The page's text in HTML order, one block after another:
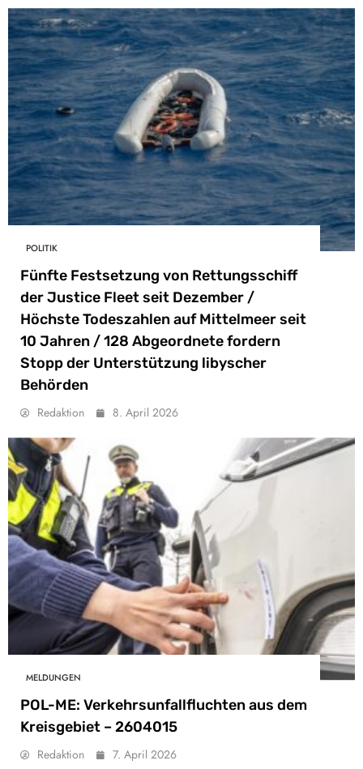
POLITIK
Fünfte Festsetzung von Rettungsschiff
der Justice Fleet seit Dezember /
Höchste Todeszahlen auf Mittelmeer seit
10 Jahren / 128 Abgeordnete fordern
Stopp der Unterstützung libyscher
Behörden
Redaktion 8. April 2026
MELDUNGEN
POL-ME: Verkehrsunfallfluchten aus dem
Kreisgebiet – 2604015
Redaktion 7. April 2026